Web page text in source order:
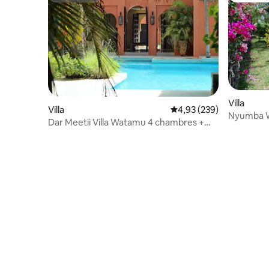
Villa Évaluation moyenne
4,93 (239)
Dar Meetii Villa Watamu 4 chambres +
Villa
Nyumba